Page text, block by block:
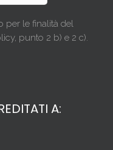
per le finalità del
punto 2 b) e 2 c).
A: